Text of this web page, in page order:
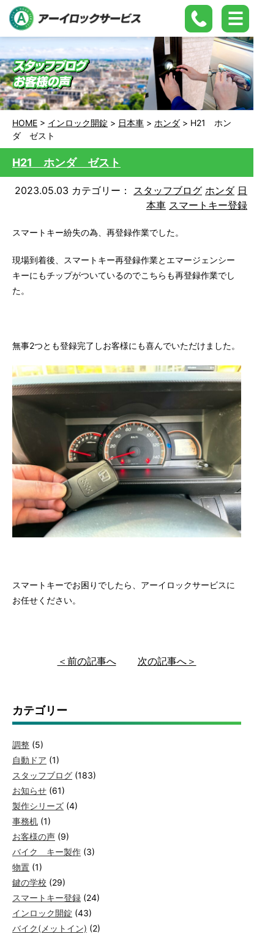
HOME > インロック開錠 > 日本車 > ホンダ > H21 ホン
ダ ゼスト
H21 ホンダ ゼスト
2023.05.03 カテゴリー： スタッフブログ ホンダ 日
本車 スマートキー登録
スマートキー紛失の為、再登録作業でした。
現場到着後、スマートキー再登録作業とエマージェンシー
キーにもチップがついているのでこちらも再登録作業でし
た。
無事2つとも登録完了しお客様にも喜んでいただけました。
スマートキーでお困りでしたら、アーイロックサービスに
お任せください。
＜前の記事へ 次の記事へ＞
カテゴリー
調整 (5)
自動ドア (1)
スタッフブログ (183)
お知らせ (61)
製作シリーズ (4)
事務机 (1)
お客様の声 (9)
バイク キー製作 (3)
物置 (1)
鍵の学校 (29)
スマートキー登録 (24)
インロック開錠 (43)
バイク(メットイン) (2)